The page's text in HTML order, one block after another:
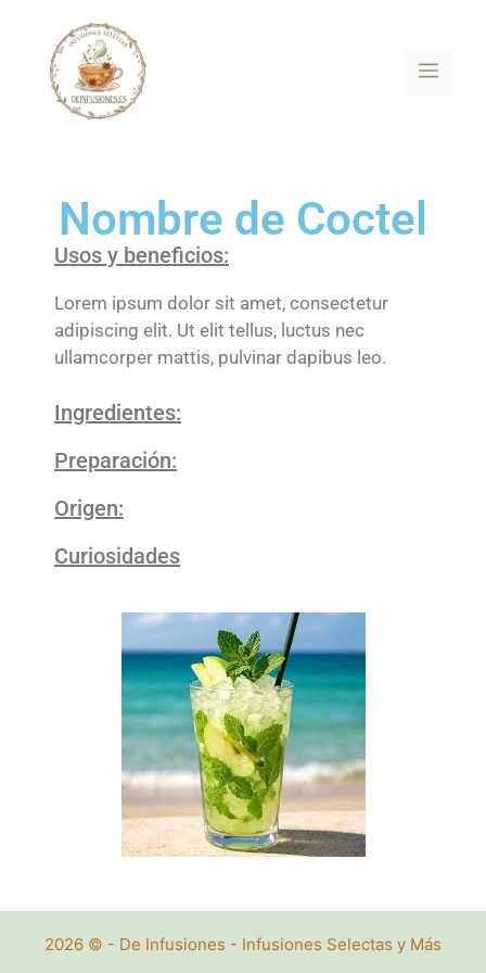
Nombre de Coctel
Usos y beneficios:
Lorem ipsum dolor sit amet, consectetur
adipiscing elit. Ut elit tellus, luctus nec
ullamcorper mattis, pulvinar dapibus leo.
Ingredientes:
Preparación:
Origen:
Curiosidades
2026 © - De Infusiones - Infusiones Selectas y Más